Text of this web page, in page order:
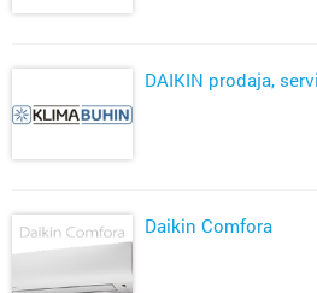
DAIKIN prodaja,
Daikin Comfora